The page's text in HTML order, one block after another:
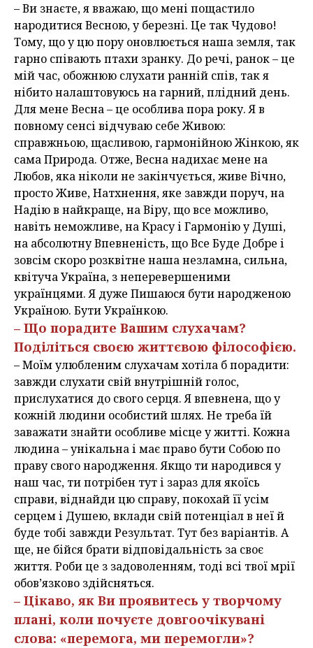
– Ви знаєте, я вважаю, що мені пощастило
народитися Весною, у березні. Це так Чудово!
Тому, що у цю пору оновлюється наша земля, так
гарно співають птахи зранку. До речі, ранок – це
мій час, обожнюю слухати ранній спів, так я
нібито налаштовуюсь на гарний, плідний день.
Для мене Весна – це особлива пора року. Я в
повному сенсі відчуваю себе Живою:
справжньою, щасливою, гармонійною Жінкою, як
сама Природа. Отже, Весна надихає мене на
Любов, яка ніколи не закінчується, живе Вічно,
просто Живе, Натхнення, яке завжди поруч, на
Надію в найкраще, на Віру, що все можливо,
навіть неможливе, на Красу і Гармонію у Душі,
на абсолютну Впевненість, що Все Буде Добре і
зовсім скоро розквітне наша незламна, сильна,
квітуча Україна, з неперевершеними
українцями. Я дуже Пишаюся бути народженою
Україною. Бути Українкою.
– Що порадите Вашим слухачам?
Поділіться своєю життєвою філософією.
– Моїм улюбленим слухачам хотіла б порадити:
завжди слухати свій внутрішній голос,
прислухатися до свого серця. Я впевнена, що у
кожній людини особистий шлях. Не треба їй
заважати знайти особливе місце у житті. Кожна
людина – унікальна і має право бути Собою по
праву свого народження. Якщо ти народився у
наш час, ти потрібен тут і зараз для якоїсь
справи, віднайди цю справу, покохай її усім
серцем і Душею, вклади свій потенціал в неї й
буде тобі завжди Результат. Тут без варіантів. А
ще, не бійся брати відповідальність за своє
життя. Роби це з задоволенням, тоді всі твої мрії
обов’язково здійсняться.
– Цікаво, як Ви проявитесь у творчому
плані, коли почуєте довгоочікувані
слова: «перемога, ми перемогли»?